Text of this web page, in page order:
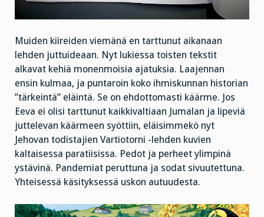
Muiden kiireiden viemänä en tarttunut aikanaan
lehden juttuideaan. Nyt lukiessa toisten tekstit
alkavat kehiä monenmoisia ajatuksia. Laajennan
ensin kulmaa, ja puntaroin koko ihmiskunnan historian
”tärkeintä” eläintä. Se on ehdottomasti käärme. Jos
Eeva ei olisi tarttunut kaikkivaltiaan Jumalan ja lipeviä
juttelevan käärmeen syöttiin, eläisimmekö nyt
Jehovan todistajien Vartiotorni -lehden kuvien
kaltaisessa paratiisissa. Pedot ja perheet ylimpinä
ystävinä. Pandemiat peruttuna ja sodat sivuutettuna.
Yhteisessä käsityksessä uskon autuudesta.